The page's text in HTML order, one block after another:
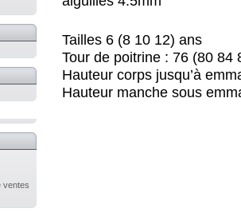
ventes
Tailles 6 (8 10 12) ans
Tour de poitrine : 76 (80 84
Hauteur corps jusqu’à
Hauteur manche sous